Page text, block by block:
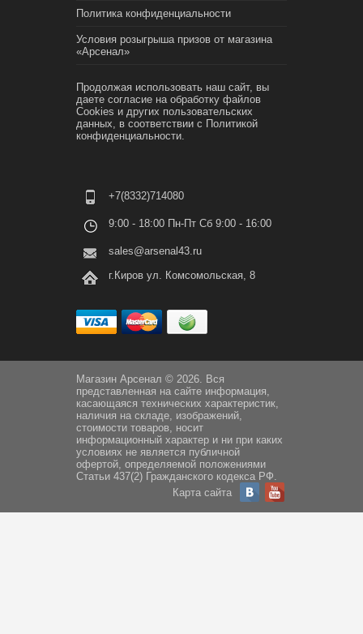
Политика конфиденциальности
Условия розыгрыша призов от магазина
«Арсенал»
Продолжая использовать наш сайт, вы
даете согласие на обработку файлов
Cookies и других пользовательских
данных, в соответствии с Политикой
конфиденциальности.
+7(8332)714080
9:00 - 18:00 Пн-Пт Сб 9:00 - 16:00
sales@arsenal43.ru
г.Киров ул. Комсомольская, 8
Магазин Арсенал © 2026. Вся
представленная на сайте информация,
касающаяся технических характеристик,
наличия на складе, изображений,
стоимости товаров, носит
информационный характер и ни при каких
условиях не является публичной
офертой, определяемой положениями
Статьи 437(2) Гражданского кодекса РФ.
Карта сайта